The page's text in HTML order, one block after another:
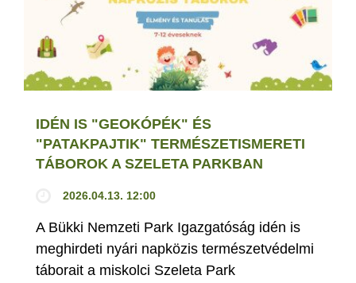
IDÉN IS "GEOKÓPÉK" ÉS
"PATAKPAJTIK" TERMÉSZETISMERETI
TÁBOROK A SZELETA PARKBAN
2026.04.13. 12:00
A Bükki Nemzeti Park Igazgatóság idén is
meghirdeti nyári napközis természetvédelmi
táborait a miskolci Szeleta Park